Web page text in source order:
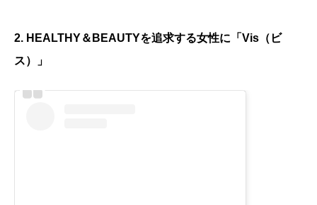
2. HEALTHY＆BEAUTYを追求する女性に「Vis（ビ
ス）」